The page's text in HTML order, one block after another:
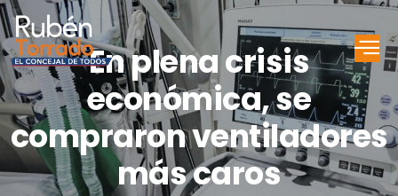
En plena crisis
económica, se
compraron ventiladores
más caros